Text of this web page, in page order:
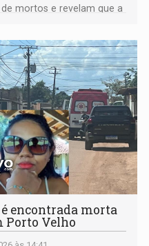
mortos e revelam que a
encontrada morta
Porto Velho